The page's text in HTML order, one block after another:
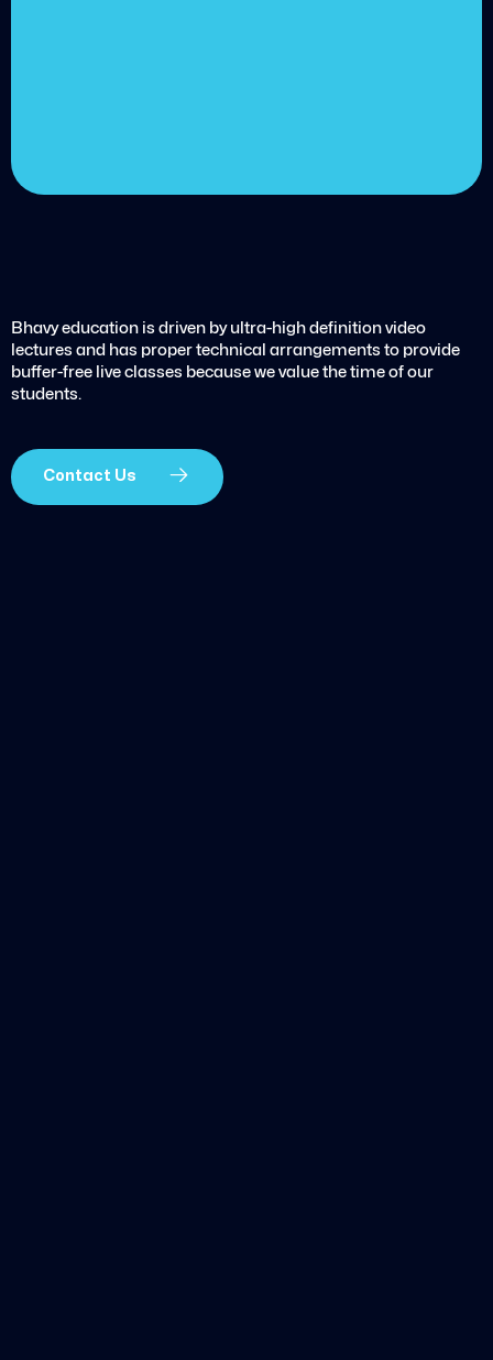
Bhavy education is driven by ultra-high definition video
lectures and has proper technical arrangements to provide
buffer-free live classes because we value the time of our
students.
Contact Us